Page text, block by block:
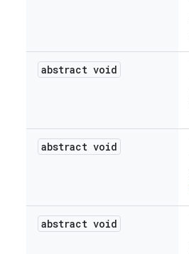
abstract void
abstract void
abstract void